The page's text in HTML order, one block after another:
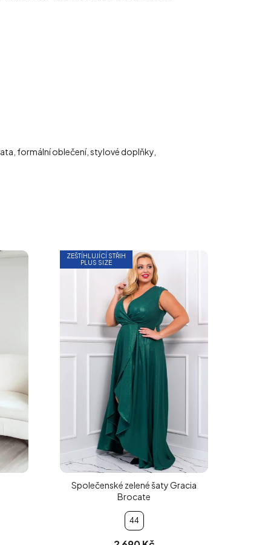
formální oblečení, stylové doplňky,
ZEŠTÍHLUJÍCÍ STŘIH
PLUS SIZE
Společenské zelené šaty Gracia
Brocate
44